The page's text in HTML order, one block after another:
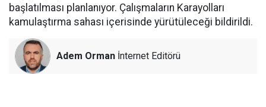
başlatılması planlanıyor. Çalışmaların Karayolları
kamulaştırma sahası içerisinde yürütüleceği bildirildi.
Adem Orman İnternet Editörü